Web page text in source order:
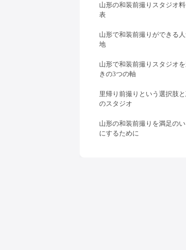
山形の和装前撮りスタジオ
表
山形で和装前撮りができる
地
山形で和装前撮りスタジオを
きの3つの軸
里帰り前撮りという選択肢
のスタジオ
山形の和装前撮りを満足のい
にするために